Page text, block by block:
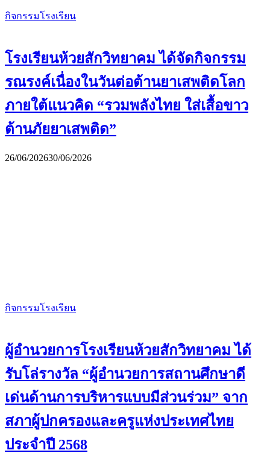
กิจกรรมโรงเรียน
โรงเรียนห้วยสักวิทยาคม ได้จัดกิจกรรม
รณรงค์เนื่องในวันต่อต้านยาเสพติดโลก
ภายใต้แนวคิด “รวมพลังไทย ใส่เสื้อขาว
ต้านภัยยาเสพติด”
26/06/202630/06/2026
กิจกรรมโรงเรียน
ผู้อำนวยการโรงเรียนห้วยสักวิทยาคม ได้
รับโล่รางวัล “ผู้อำนวยการสถานศึกษาดี
เด่นด้านการบริหารแบบมีส่วนร่วม” จาก
สภาผู้ปกครองและครูแห่งประเทศไทย
ประจำปี 2568